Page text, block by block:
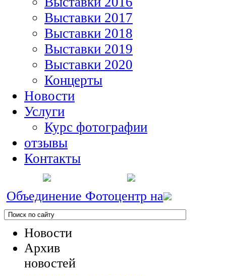
Выставки 2017
Выставки 2018
Выставки 2019
Выставки 2020
Концерты
Новости
Услуги
Курс фотографии
отзывы
Контакты
Объединение Фотоцентр на
Новости
Архив
новостей